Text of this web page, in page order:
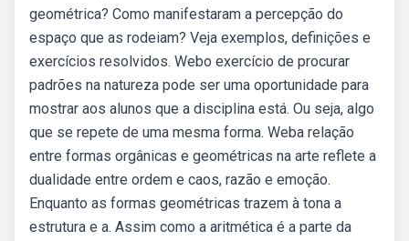
geométrica? Como manifestaram a percepção do
espaço que as rodeiam? Veja exemplos, definições e
exercícios resolvidos. Webo exercício de procurar
padrões na natureza pode ser uma oportunidade para
mostrar aos alunos que a disciplina está. Ou seja, algo
que se repete de uma mesma forma. Weba relação
entre formas orgânicas e geométricas na arte reflete a
dualidade entre ordem e caos, razão e emoção.
Enquanto as formas geométricas trazem à tona a
estrutura e a. Assim como a aritmética é a parte da